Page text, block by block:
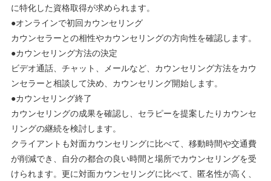
に特化した資格取得が求められます。
●オンラインで初回カウンセリング
カウンセラーとの相性やカウンセリングの方向性を確認します。
●カウンセリング方法の決定
ビデオ通話、チャット、メールなど、カウンセリング方法をカウ
ンセラーと相談して決め、カウンセリング開始します。
●カウンセリング終了
カウンセリングの成果を確認し、セラピーを提案したりカウンセ
リングの継続を検討します。
クライアントも対面カウンセリングに比べて、移動時間や交通費
が削減でき、自分の都合の良い時間と場所でカウンセリングを受
けられます。更に対面カウンセリングに比べて、匿名性が高く、